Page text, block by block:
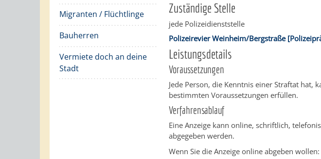
Migranten / Flüchtlinge
Bauherren
Vermiete doch an deine
Stadt
Zuständige Stelle
jede Polizeidienststelle
Polizeirevier Weinheim/Bergstraße
Leistungsdetails
Voraussetzungen
Jede Person, die Kenntnis einer Straftat hat,
bestimmten Voraussetzungen erfüllen.
Verfahrensablauf
Eine Anzeige kann online, schriftlich,
abgegeben werden.
Wenn Sie die Anzeige online abgeben wollen: